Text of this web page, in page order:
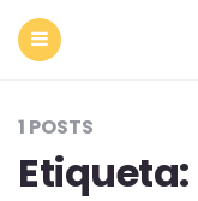
1 POSTS
Etiqueta: